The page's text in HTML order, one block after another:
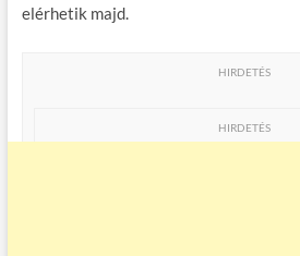
elérhetik majd.
HIRDETÉS
HIRDETÉS